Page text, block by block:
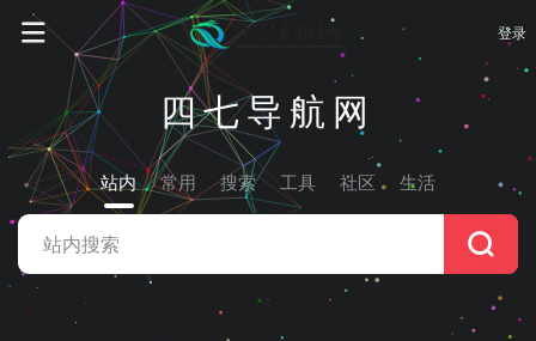
登录
四七导航网
站内 常用 搜索 工具 社区 生活